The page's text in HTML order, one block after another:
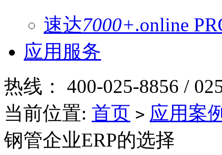
速达7000+.online
应用服务
热线： 400-025-8856 /
当前位置: 首页 > 应用案
钢管企业ERP的选择